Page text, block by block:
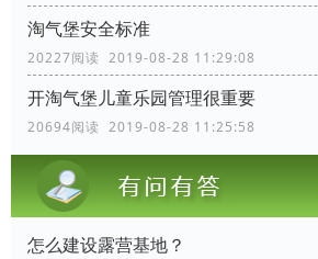
淘气堡安全标准
20227阅读 2019-08-28 11:29:08
开淘气堡儿童乐园管理很重要
20694阅读 2019-08-28 11:25:58
怎么建设露营基地？